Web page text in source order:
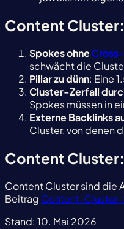
Content
Spokes ohne
schwächt die
Pillar zu dünn: Eine
Cluster-Zerfall
Spokes müssen in
Externe Backlinks
Cluster, von denen
Content
Content Cluster sind die
Beitrag Content-
Stand: 10. Mai 2026